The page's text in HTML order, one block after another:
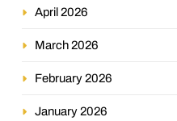
April 2026
March 2026
February 2026
January 2026